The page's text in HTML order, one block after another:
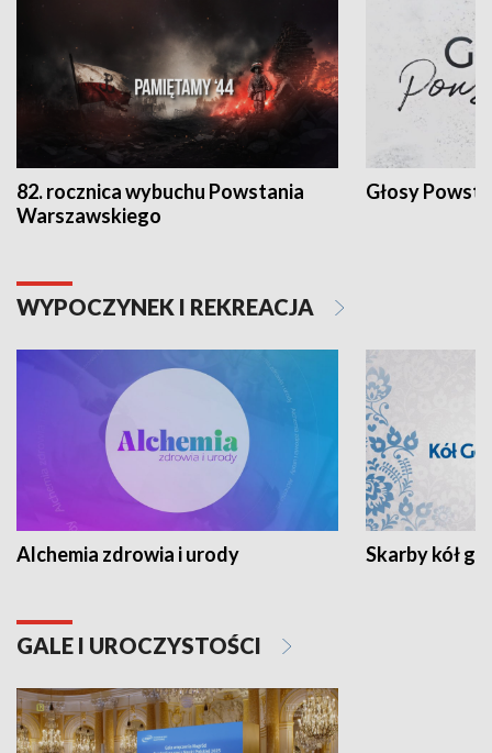
82. rocznica wybuchu Powstania
Warszawskiego
Głosy
WYPOCZYNEK I REKREACJA
Alchemia zdrowia i urody Skarby kół
GALE I UROCZYSTOŚCI